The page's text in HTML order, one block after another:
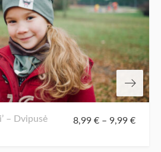
– Dvipusė
8,99 €– 9,99 €